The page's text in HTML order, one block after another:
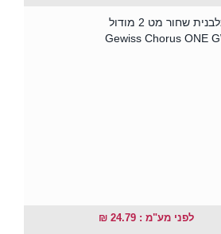
לפני מע"מ : 24.79 ₪